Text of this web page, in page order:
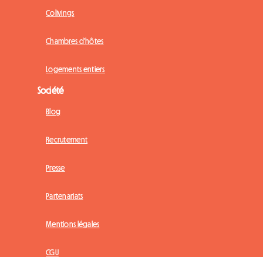
Colivings
Chambres d'hôtes
Logements entiers
Société
Blog
Recrutement
Presse
Partenariats
Mentions légales
CGU